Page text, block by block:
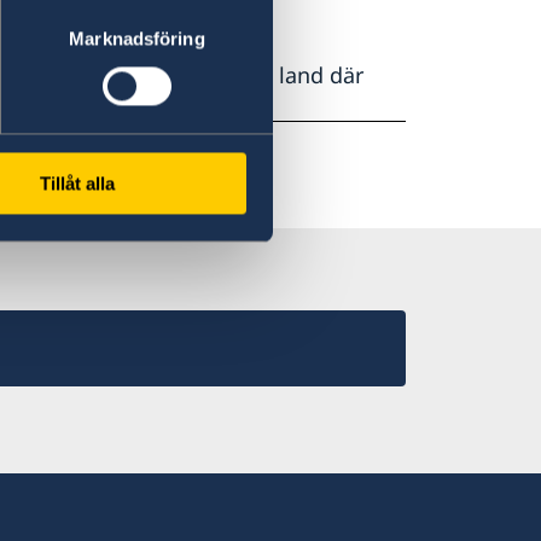
Marknadsföring
Tillåt alla
ha legaliseringar från det land där